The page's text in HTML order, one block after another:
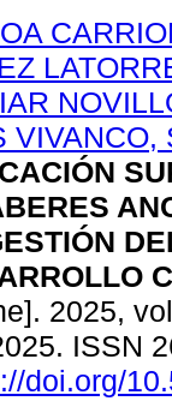
2025,
ISSN
doi.org/